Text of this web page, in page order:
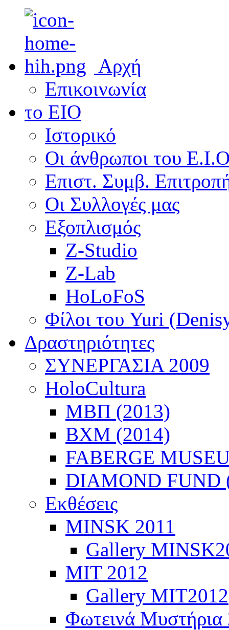
Αρχή
Επικοινωνία
το ΕΙΟ
Ιστορικό
Οι άνθρωποι του
Επιστ. Συμβ.
Οι Συλλογές μας
Εξοπλισμός
Z-Studio
Z-Lab
HoLoFoS
Φίλοι του Yuri
Δραστηριότητες
ΣΥΝΕΡΓΑΣΙΑ 2009
HoloCultura
ΜΒΠ (2013)
ΒΧΜ (2014)
FABERGE
DIAMOND FUND
Εκθέσεις
ΜINSK 2011
Gallery
ΜIT 2012
Gallery MIT2012
Φωτεινά Μυστήρια